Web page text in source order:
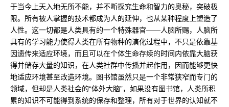
于当今上天入地无所不能，并不断探究生命和智力的奥秘，突破极
限。所有被人掌握的技术都成为人的延伸，也从某种程度上塑造了
人性。这一切都是人类具有的一个特殊器官——人脑所赐，人脑所
具有的学习能力使得人类在所有物种的演化过程中，不只是依靠基
因遗传来适应环境，而且可以在个体生命存续的时间内依靠大脑获
得并储存大量的知识，在人类社群中传播并起作用，因而能够更快
地适应环境甚至改造环境。图书馆虽然只是一个非常狭窄而专门的
领域，但却是人类社会的“体外大脑”，如果没有图书馆，人类所积
累的知识不可能得到系统的保存和整理，所有对于世界的认知就不